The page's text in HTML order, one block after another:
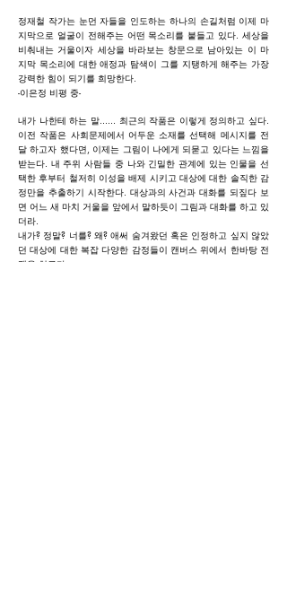
정재철 작가는 눈먼 자들을 인도하는 하나의 손길처럼 이제 마
지막으로 얼굴이 전해주는 어떤 목소리를 붙들고 있다. 세상을
비춰내는 거울이자 세상을 바라보는 창문으로 남아있는 이 마
지막 목소리에 대한 애정과 탐색이 그를 지탱하게 해주는 가장
강력한 힘이 되기를 희망한다.
-이은정 비평 중-
내가 나한테 하는 말...... 최근의 작품은 이렇게 정의하고 싶다.
이전 작품은 사회문제에서 어두운 소재를 선택해 메시지를 전
달 하고자 했다면, 이제는 그림이 나에게 되묻고 있다는 느낌을
받는다. 내 주위 사람들 중 나와 긴밀한 관계에 있는 인물을 선
택한 후부터 철저히 이성을 배제 시키고 대상에 대한 솔직한 감
정만을 추출하기 시작한다. 대상과의 사건과 대화를 되짚다 보
면 어느 새 마치 거울을 앞에서 말하듯이 그림과 대화를 하고 있
더라.
내가? 정말? 너를? 왜? 애써 숨겨왔던 혹은 인정하고 싶지 않았
던 대상에 대한 복잡 다양한 감정들이 캔버스 위에서 한바탕 전
쟁을 치른다.